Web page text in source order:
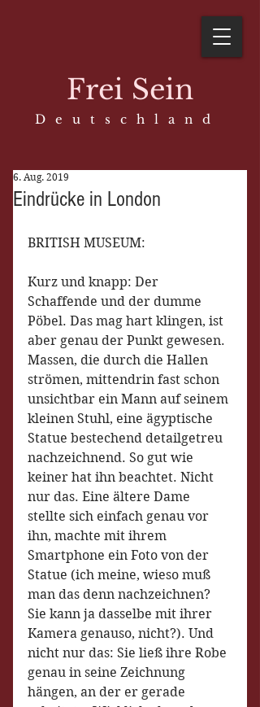
Frei Sein
D e u t s c h l a n d
Eindrücke in London
6. Aug. 2019
BRITISH MUSEUM:
Kurz und knapp: Der
Schaffende und der dumme
Pöbel. Das mag hart klingen, ist
aber genau der Punkt gewesen.
Massen, die durch die Hallen
strömen, mittendrin fast schon
unsichtbar ein Mann auf seinem
kleinen Stuhl, eine ägyptische
Statue bestechend detailgetreu
nachzeichnend. So gut wie
keiner hat ihn beachtet. Nicht
nur das. Eine ältere Dame
stellte sich einfach genau vor
ihn, machte mit ihrem
Smartphone ein Foto von der
Statue (ich meine, wieso muß
man das denn nachzeichnen?
Sie kann ja dasselbe mit ihrer
Kamera genauso, nicht?). Und
nicht nur das: Sie ließ ihre Robe
genau in seine Zeichnung
hängen, an der er gerade